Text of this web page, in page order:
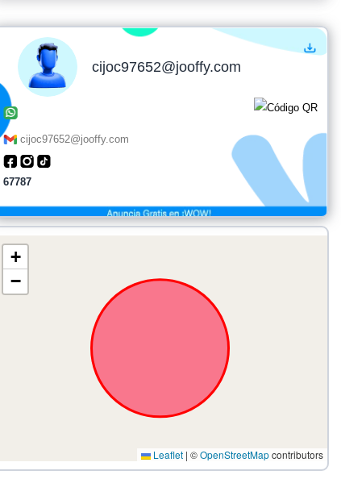
cijoc97652@jooffy.com
cijoc97652@jooffy.com
67787
+
−
Leaflet | ©OpenStreetMapcontributors